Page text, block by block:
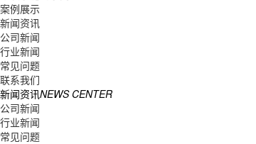
案例展示
新闻资讯
公司新闻
行业新闻
常见问题
联系我们
新闻资讯NEWS CENTER
公司新闻
行业新闻
常见问题